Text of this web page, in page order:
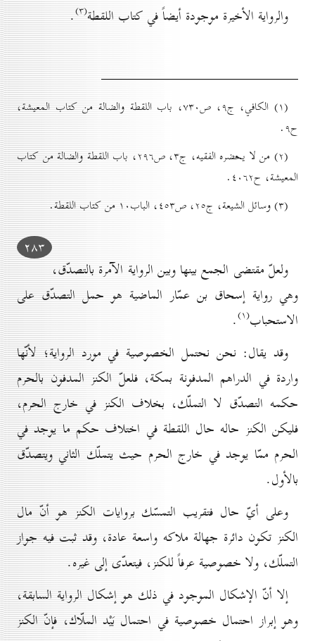
والرواية الأخيرة موجودة أيضاً في كتاب اللقطة(۳) .
(۱) الكافي، ج۹، ص۷۳٠، باب اللقطة والضالة من كتاب المعيشة،
ح۹.
(۲) من لا يحضره الفقيه، ج۳، ص۲۹٦، باب اللقطة والضالة من كتاب
المعيشة، ح٤٠٦۲.
(۳) وسائل الشيعة، ج۲٥، ص٤٥۳، الباب۱٠ من كتاب اللقطة.
۲۸۳
ولعلّ مقتضى الجمع بينها وبين الرواية الآمرة بالتصدّق،
وهي رواية إسحاق بن عمّار الماضية هو حمل التصدّق على
الاستحباب(۱) .
وقد يقال: نحن نحتمل الخصوصية في مورد الرواية؛ لأنّها
واردة في الدراهم المدفونة بمكة، فلعلّ الكنز المدفون بالحرم
حكمه التصدّق لا التملّك، بخلاف الكنز في خارج الحرم،
فليكن الكنز حاله حال اللقطة في اختلاف حكم ما يوجد في
الحرم ممّا يوجد في خارج الحرم حيث يتملّك الثاني ويتصدّق
بالأول.
وعلى أيّ حال فتقريب التمسّك بروايات الكنز هو أنّ مال
الكنز تكون دائرة جهالة ملاكه واسعة عادة، وقد ثبت فيه جواز
التملّك، ولا خصوصية عرفاً للكنز، فيتعدّى إلى غيره.
إلا أنّ الإشكال الموجود في ذلك هو إشكال الرواية السابقة،
وهو إبراز احتمال خصوصية في احتمال بَيْد الملّاك، فإنّ الكنز